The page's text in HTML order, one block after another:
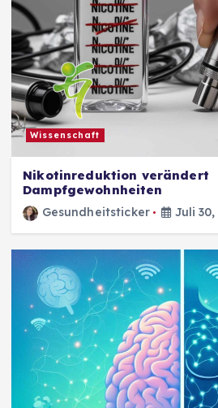
Wissenschaft
Nikotinreduktion verändert
Dampfgewohnheiten
Gesundheitsticker Juli 30,